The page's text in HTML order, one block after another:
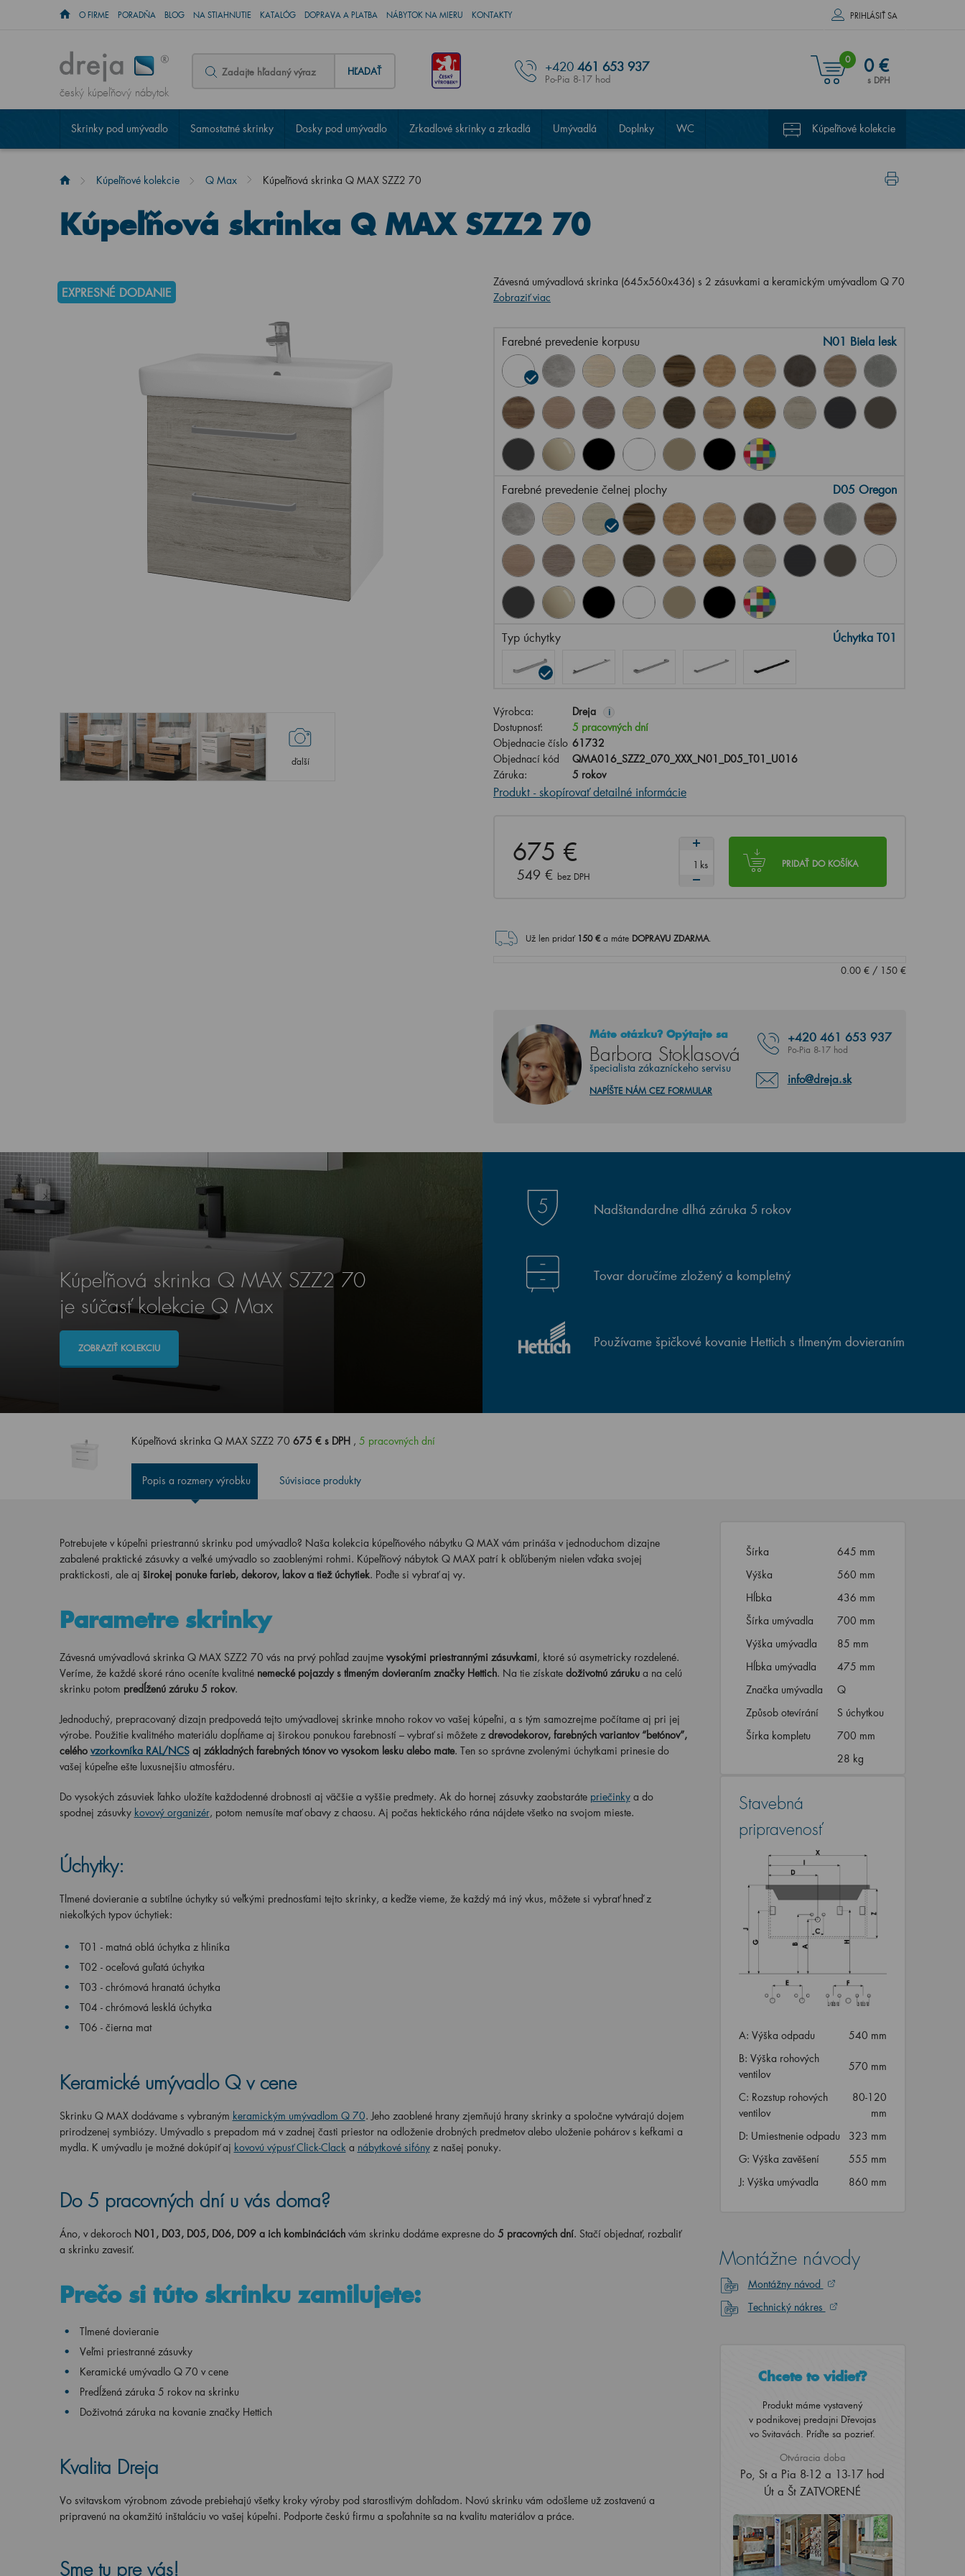
O FIRME PORADŇA BLOG NA STIAHNUTIE KATALÓG DOPRAVA A PLATBA NÁBYTOK NA MIERU KONTAKTY PRIHLÁSIŤ SA
český kúpeľňový nábytok
HĽADAŤ +420 461 653 937
Po-Pia 8-17 hod
0 0 €
s DPH
Skrinky pod umývadlo Samostatné skrinky Dosky pod umývadlo Zrkadlové skrinky a zrkadlá Umývadlá Doplnky WC Kúpeľňové kolekcie
Kúpeľňové kolekcie Q Max Kúpeľňová skrinka Q MAX SZZ2 70
Kúpeľňová skrinka Q MAX SZZ2 70
EXPRESNÉ DODANIE
ďalší
Závesná umývadlová skrinka (645x560x436) s 2 zásuvkami a keramickým umývadlom Q 70
Zobraziť viac
Farebné prevedenie korpusu N01 Biela lesk
Farebné prevedenie čelnej plochy D05 Oregon
Typ úchytky Úchytka T01
Výrobca: Dreja i
Dostupnosť:
5 pracovných dní
Objednacie číslo 61732
Objednací kód
QMA016_SZZ2_070_XXX_N01_D05_T01_U016
Záruka:
5 rokov
Produkt - skopírovať detailné informácie
675 €
549 € bez DPH
PRIDAŤ DO KOŠÍKA
ks
Už len pridať 150€ a máte DOPRAVU ZDARMA.
0.00€/ 150€
Máte otázku? Opýtajte sa
Barbora Stoklasová
špecialista zákazníckeho servisu
+420 461 653 937
Po-Pia 8-17 hod
info@dreja.sk
NAPÍŠTE NÁM CEZ FORMULAR
Kúpeľňová skrinka Q MAX SZZ2 70
je súčasť kolekcie Q Max
ZOBRAZIŤ KOLEKCIU
Nadštandardne dlhá záruka 5 rokov
Tovar doručíme zložený a kompletný
Používame špičkové kovanie Hettich s tlmeným dovieraním
Kúpeľňová skrinka Q MAX SZZ2 70675 € s DPH ,5 pracovných dní
Popis a rozmery výrobku Súvisiace produkty
Potrebujete v kúpeľni priestrannú skrinku pod umývadlo? Naša kolekcia kúpeľňového nábytku Q MAX vám prináša v jednoduchom dizajne
zabalené praktické zásuvky a veľké umývadlo so zaoblenými rohmi. Kúpeľňový nábytok Q MAX patrí k obľúbeným nielen vďaka svojej
praktickosti, ale aj širokej ponuke farieb, dekorov, lakov a tiež úchytiek. Poďte si vybrať aj vy.
Parametre skrinky
Závesná umývadlová skrinka Q MAX SZZ2 70 vás na prvý pohľad zaujme vysokými priestrannými zásuvkami, ktoré sú asymetricky rozdelené.
Veríme, že každé skoré ráno oceníte kvalitné nemecké pojazdy s tlmeným dovieraním značky Hettich. Na tie získate doživotnú záruku a na celú
skrinku potom predĺženú záruku 5 rokov.
Jednoduchý, prepracovaný dizajn predpovedá tejto umývadlovej skrinke mnoho rokov vo vašej kúpeľni, a s tým samozrejme počítame aj pri jej
výrobe. Použitie kvalitného materiálu dopĺňame aj širokou ponukou farebností – vybrať si môžete z drevodekorov, farebných variantov “betónov”,
celého vzorkovníka RAL/NCSaj základných farebných tónov vo vysokom lesku alebo mate. Ten so správne zvolenými úchytkami prinesie do
vašej kúpeľne ešte luxusnejšiu atmosféru.
Do vysokých zásuviek ľahko uložíte každodenné drobnosti aj väčšie a vyššie predmety. Ak do hornej zásuvky zaobstaráte priečinkya do
spodnej zásuvky kovový organizér, potom nemusíte mať obavy z chaosu. Aj počas hektického rána nájdete všetko na svojom mieste.
Úchytky:
Tlmené dovieranie a subtílne úchytky sú veľkými prednosťami tejto skrinky, a keďže vieme, že každý má iný vkus, môžete si vybrať hneď z
niekoľkých typov úchytiek:
T01 - matná oblá úchytka z hliníka
T02 - oceľová guľatá úchytka
T03 - chrómová hranatá úchytka
T04 - chrómová lesklá úchytka
T06 - čierna mat
Keramické umývadlo Q v cene
Skrinku Q MAX dodávame s vybraným keramickým umývadlom Q 70. Jeho zaoblené hrany zjemňujú hrany skrinky a spoločne vytvárajú dojem
prirodzenej symbiózy. Umývadlo s prepadom má v zadnej časti priestor na odloženie drobných predmetov alebo uloženie pohárov s kefkami a
mydla. K umývadlu je možné dokúpiť aj kovovú výpusť Click-Clack a nábytkové sifóny z našej ponuky.
Do 5 pracovných dní u vás doma?
Áno, v dekoroch N01, D03, D05, D06, D09 a ich kombináciách vám skrinku dodáme expresne do 5 pracovných dní. Stačí objednať, rozbaliť
a skrinku zavesiť.
Prečo si túto skrinku zamilujete:
Tlmené dovieranie
Veľmi priestranné zásuvky
Keramické umývadlo Q 70 v cene
Predĺžená záruka 5 rokov na skrinku
Doživotná záruka na kovanie značky Hettich
Kvalita Dreja
Vo svitavskom výrobnom závode prebiehajú všetky kroky výroby pod starostlivým dohľadom. Novú skrinku vám odošleme už zostavenú a
pripravenú na okamžitú inštaláciu vo vašej kúpeľni. Podporte českú firmu a spoľahnite sa na kvalitu materiálov a práce.
Sme tu pre vás!
Šírka
645 mm
Výška
560 mm
Hĺbka
436 mm
Šírka umývadla
700 mm
Výška umývadla
85 mm
Hĺbka umývadla
475 mm
Značka umývadla
Q
Způsob otevírání
S úchytkou
Šírka kompletu
700 mm
28 kg
Stavebná
pripravenosť
A: Výška odpadu
540 mm
B: Výška rohových
ventilov
570 mm
C: Rozstup rohových
ventilov
80-120
mm
D: Umiestnenie odpadu
323 mm
G: Výška zavěšení
555 mm
J: Výška umývadla
860 mm
Montážne návody
Montážny návod
Technický nákres
Chcete to vidieť?
Produkt máme vystavený
v podnikovej predajni Dřevojas
vo Svitavách. Príďte sa pozrieť.
Otváracia doba
Po, St a Pia 8-12 a 13-17 hod
Út a Št ZATVORENÉ